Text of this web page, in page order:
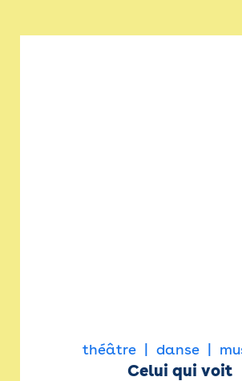
théâtre danse
Celui qui voit